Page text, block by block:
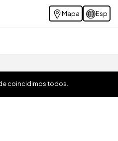
Mapa Esp
coincidimos todos.